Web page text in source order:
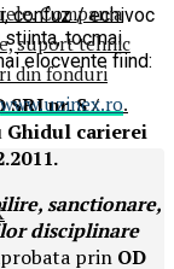
confuz / echivoc
stiinta, tocmai
elocvente fiind:
SRI nr. S /
Ghidul carierei
sanctionare,
disciplinare
prin OD
Compania
suport tehnic
din fonduri
www.uzinex.ro.